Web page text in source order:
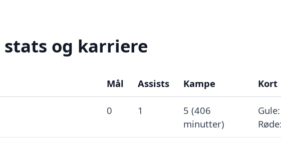
og karriere
Mål Assists Kampe Kort
0 1
5 (406
minutter)